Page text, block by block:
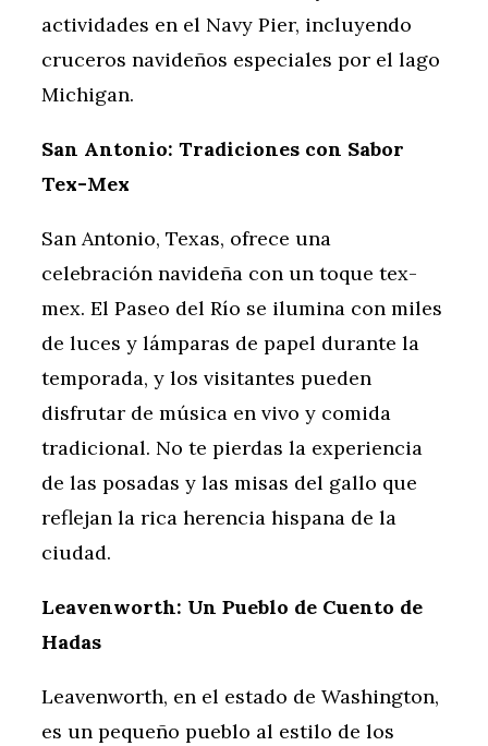
actividades en el Navy Pier, incluyendo
cruceros navideños especiales por el lago
Michigan.
San Antonio: Tradiciones con Sabor
Tex-Mex
San Antonio, Texas, ofrece una
celebración navideña con un toque tex-
mex. El Paseo del Río se ilumina con miles
de luces y lámparas de papel durante la
temporada, y los visitantes pueden
disfrutar de música en vivo y comida
tradicional. No te pierdas la experiencia
de las posadas y las misas del gallo que
reflejan la rica herencia hispana de la
ciudad.
Leavenworth: Un Pueblo de Cuento de
Hadas
Leavenworth, en el estado de Washington,
es un pequeño pueblo al estilo de los